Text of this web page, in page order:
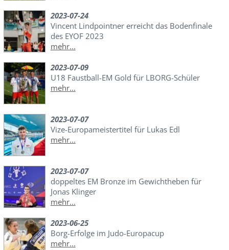
2023-07-24
Vincent Lindpointner erreicht das Bodenfinale
des EYOF 2023
mehr...
2023-07-09
U18 Faustball-EM Gold für LBORG-Schüler
mehr...
2023-07-07
Vize-Europameistertitel für Lukas Edl
mehr...
2023-07-07
doppeltes EM Bronze im Gewichtheben für
Jonas Klinger
mehr...
2023-06-25
Borg-Erfolge im Judo-Europacup
mehr...